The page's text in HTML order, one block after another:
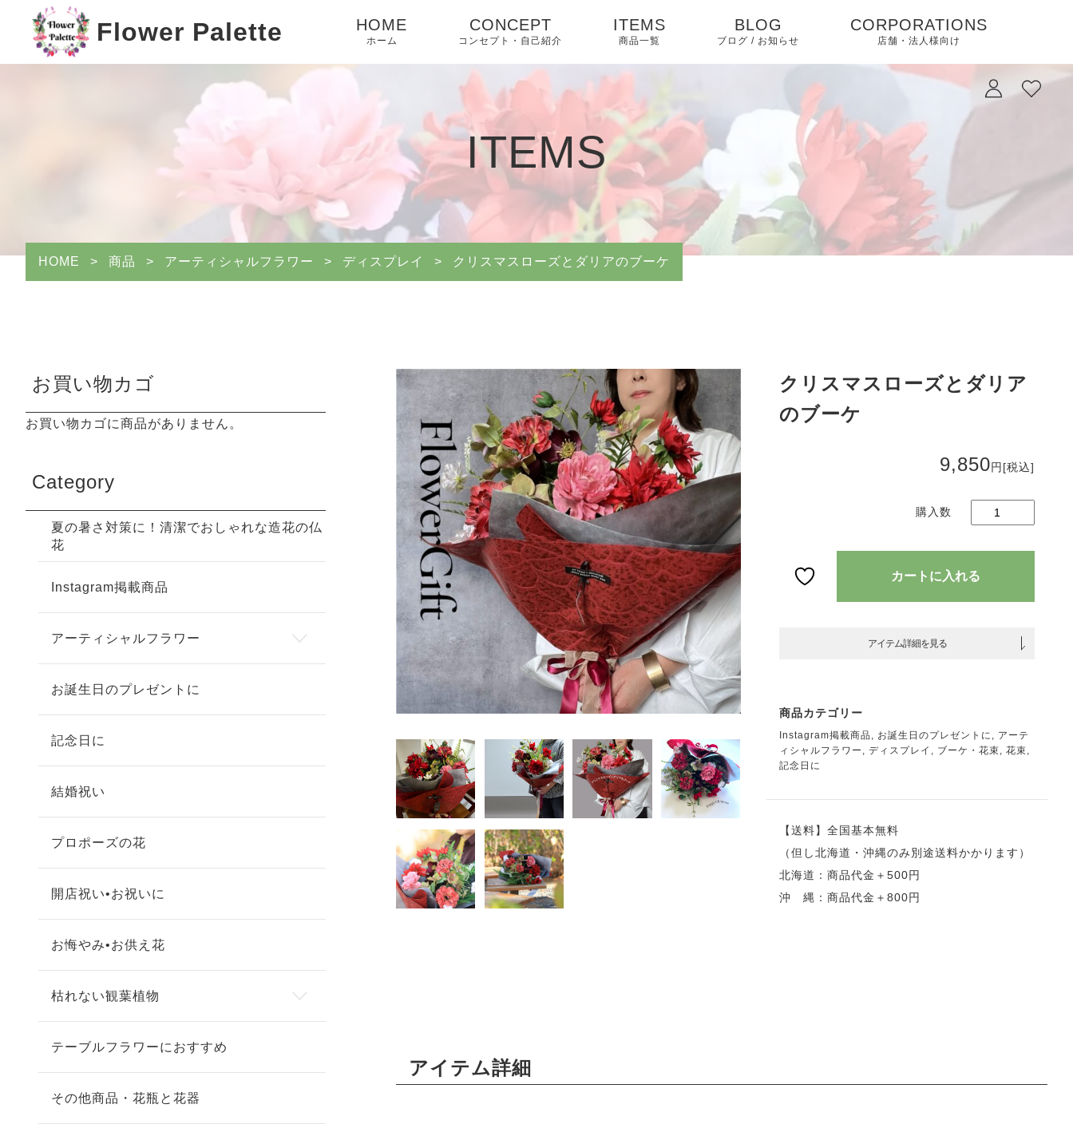
Flower Palette HOME
ホーム
CONCEPT
コンセプト・自己紹介
ITEMS
商品一覧
BLOG
ブログ / お知らせ
CORPORATIONS
店舗・法人様向け
ITEMS
HOME > 商品 > アーティシャルフラワー > ディスプレイ > クリスマスローズとダリアのブーケ
クリスマスローズとダリア
のブーケ
9,850円 [税込]
ダ
カートに入れる
アイテム詳細を見る
商品カテゴリー
Instagram掲載商品 , お誕生日のプレゼントに , アーテ
ィシャルフラワー , ディスプレイ , ブーケ・花束, 花束,
記念日に
【送料】全国基本無料
（但し北海道・沖縄のみ別途送料かかります）
北海道：商品代金＋500円
沖 縄：商品代金＋800円
アイテム詳細
お買い物カゴ
お買い物カゴに商品がありません。
Category
夏の暑さ対策に！清潔でおしゃれな造花の仏
花
Instagram掲載商品
アーティシャルフラワー
お誕生日のプレゼントに
記念日に
結婚祝い
プロポーズの花
開店祝い•お祝いに
お悔やみ•お供え花
枯れない観葉植物
テーブルフラワーにおすすめ
その他商品・花瓶と花器